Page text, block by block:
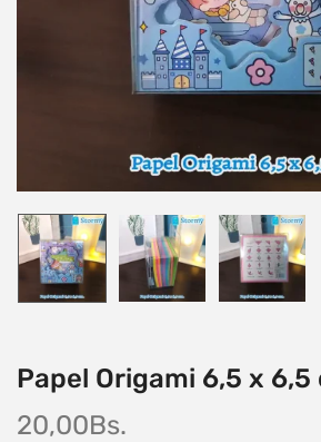
Papel Origami 6,5 x 6,5
20,00Bs.